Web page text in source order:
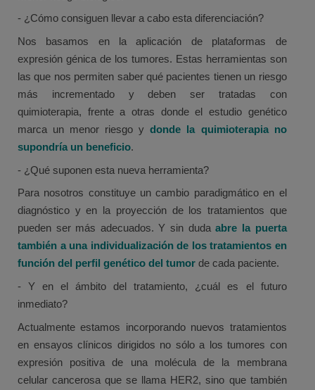
- ¿Cómo consiguen llevar a cabo esta diferenciación?
Nos basamos en la aplicación de plataformas de
expresión génica de los tumores. Estas herramientas son
las que nos permiten saber qué pacientes tienen un riesgo
más incrementado y deben ser tratadas con
quimioterapia, frente a otras donde el estudio genético
marca un menor riesgo ydonde la quimioterapia no
supondría un beneficio.
- ¿Qué suponen esta nueva herramienta?
Para nosotros constituye un cambio paradigmático en el
diagnóstico y en la proyección de los tratamientos que
pueden ser más adecuados. Y sin dudaabre la puerta
también a una individualización de los tratamientos en
función del perfil genético del tumor de cada paciente.
- Y en el ámbito del tratamiento, ¿cuál es el futuro
inmediato?
Actualmente estamos incorporando nuevos tratamientos
en ensayos clínicos dirigidos no sólo a los tumores con
expresión positiva de una molécula de la membrana
celular cancerosa que se llama HER2, sino que también